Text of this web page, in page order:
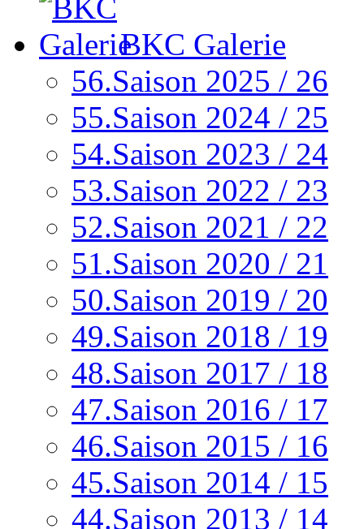
BKC Galerie
56.Saison 2025 / 26
55.Saison 2024 / 25
54.Saison 2023 / 24
53.Saison 2022 / 23
52.Saison 2021 / 22
51.Saison 2020 / 21
50.Saison 2019 / 20
49.Saison 2018 / 19
48.Saison 2017 / 18
47.Saison 2016 / 17
46.Saison 2015 / 16
45.Saison 2014 / 15
44.Saison 2013 / 14